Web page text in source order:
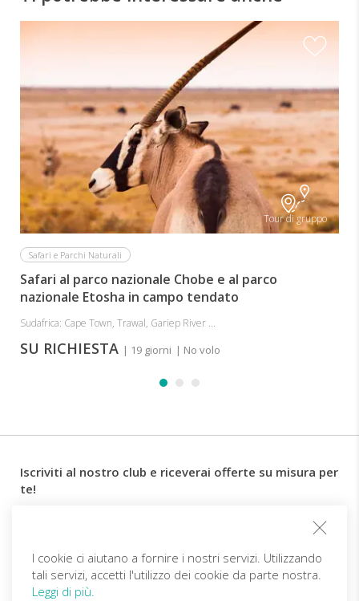
Tour di gruppo
Safari e Parchi Naturali
Safari al parco nazionale Chobe e al parco
nazionale Etosha in campo tendato
Sudafrica: Cape Town, Trawal, Gariep River ...
SU RICHIESTA | 19 giorni | No volo
Iscriviti al nostro club e riceverai offerte su misura per
te!
Follow us
I cookie ci aiutano a fornire i nostri servizi. Utilizzando
tali servizi, accetti l'utilizzo dei cookie da parte nostra.
Leggi di più.